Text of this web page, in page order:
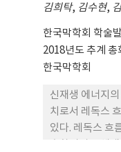
commercially
occurring in
presentation,
fabrication
김희탁, 김수현,
한국막학회 학술
2018년도 추계 총
한국막학회
신재생 에너지
치로서 레독스
있다. 레독스 흐